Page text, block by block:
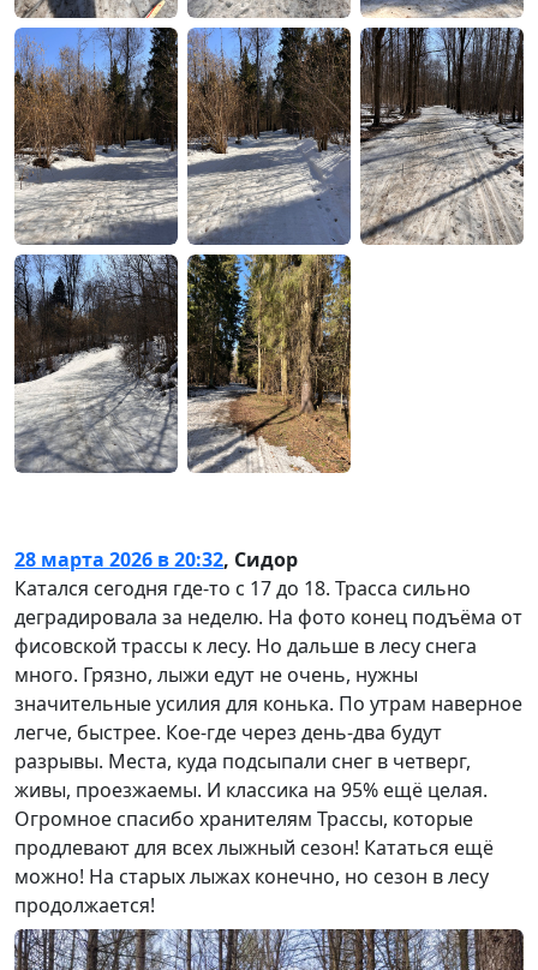
28 марта 2026 в 20:32, Сидор
Катался сегодня где-то с 17 до 18. Трасса сильно
деградировала за неделю. На фото конец подъёма от
фисовской трассы к лесу. Но дальше в лесу снега
много. Грязно, лыжи едут не очень, нужны
значительные усилия для конька. По утрам наверное
легче, быстрее. Кое-где через день-два будут
разрывы. Места, куда подсыпали снег в четверг,
живы, проезжаемы. И классика на 95% ещё целая.
Огромное спасибо хранителям Трассы, которые
продлевают для всех лыжный сезон! Кататься ещё
можно! На старых лыжах конечно, но сезон в лесу
продолжается!